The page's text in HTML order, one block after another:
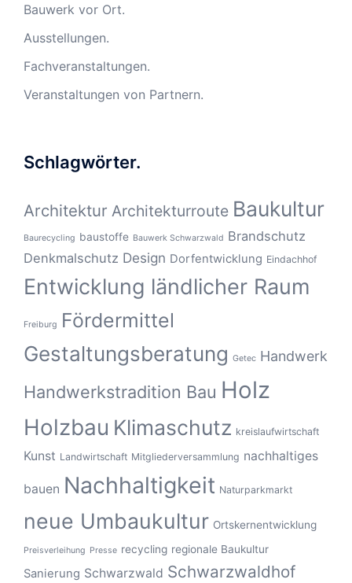
Bauwerk vor Ort.
Ausstellungen.
Fachveranstaltungen.
Veranstaltungen von Partnern.
Schlagwörter.
Architektur Architekturroute Baukultur
Baurecycling baustoffe Bauwerk Schwarzwald Brandschutz
Denkmalschutz Design Dorfentwicklung Eindachhof
Entwicklung ländlicher Raum
Freiburg Fördermittel
Gestaltungsberatung Getec Handwerk
Handwerkstradition Bau Holz
Holzbau Klimaschutz kreislaufwirtschaft
Kunst Landwirtschaft Mitgliederversammlung nachhaltiges
bauen Nachhaltigkeit Naturparkmarkt
neue Umbaukultur Ortskernentwicklung
Preisverleihung Presse recycling regionale Baukultur
Sanierung Schwarzwald Schwarzwaldhof